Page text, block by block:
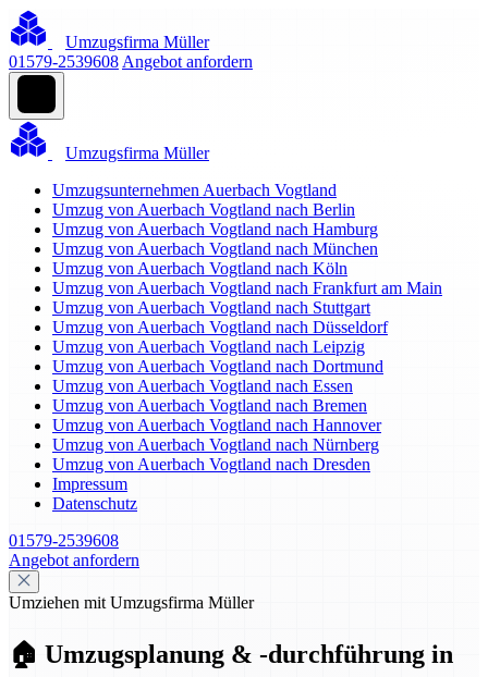
Umzugsfirma Müller
01579-2539608 Angebot anfordern
Umzugsfirma Müller
Umzugsunternehmen Auerbach Vogtland
Umzug von Auerbach Vogtland nach Berlin
Umzug von Auerbach Vogtland nach Hamburg
Umzug von Auerbach Vogtland nach München
Umzug von Auerbach Vogtland nach Köln
Umzug von Auerbach Vogtland nach Frankfurt am Main
Umzug von Auerbach Vogtland nach Stuttgart
Umzug von Auerbach Vogtland nach Düsseldorf
Umzug von Auerbach Vogtland nach Leipzig
Umzug von Auerbach Vogtland nach Dortmund
Umzug von Auerbach Vogtland nach Essen
Umzug von Auerbach Vogtland nach Bremen
Umzug von Auerbach Vogtland nach Hannover
Umzug von Auerbach Vogtland nach Nürnberg
Umzug von Auerbach Vogtland nach Dresden
Impressum
Datenschutz
01579-2539608
Angebot anfordern
Umziehen mit Umzugsfirma Müller
🏠 Umzugsplanung & -durchführung in